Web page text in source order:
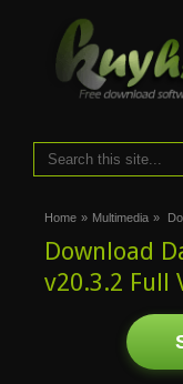
Home » Multimedia »
Download
v20.3.2 Full